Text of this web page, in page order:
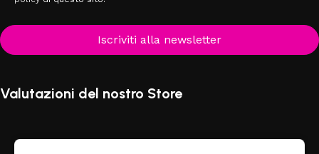
Iscriviti alla newsletter
Valutazioni del nostro Store